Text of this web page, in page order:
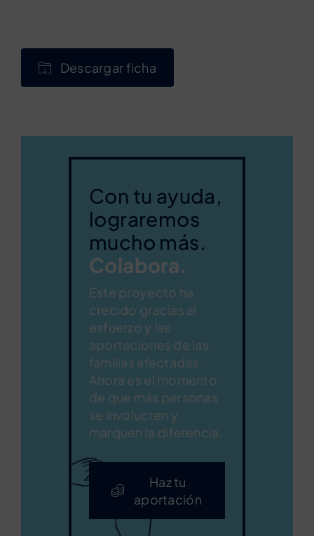
Descargar ficha
Con tu ayuda,
lograremos
mucho más.
Colabora.
Este proyecto ha
crecido gracias al
esfuerzo y las
aportaciones de las
familias afectadas.
Ahora es el momento
de que más personas
se involucren y
marquen la diferencia.
Haz tu
aportación